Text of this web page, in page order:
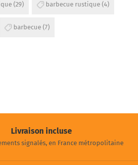
(29) barbecue rustique (4)
barbecue (7)
Livraison incluse
signalés, en France métropolitaine